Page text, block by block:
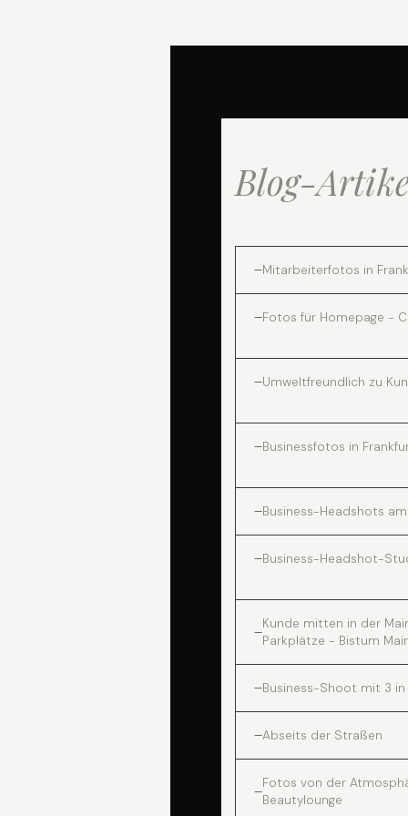
Blog-
Mitarbeiterfotos in
Fotos für Homepage -
Umweltfreundlich zu
Businessfotos in
Business-Headshots am
Business-Headshot-
Kunde mitten in der
Parkplätze - Bistum
Business-Shoot mit 3 in
Abseits der Straßen
Fotos von der
Beautylounge